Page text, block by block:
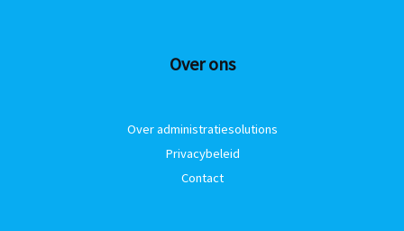
Over ons
Over administratiesolutions
Privacybeleid
Contact